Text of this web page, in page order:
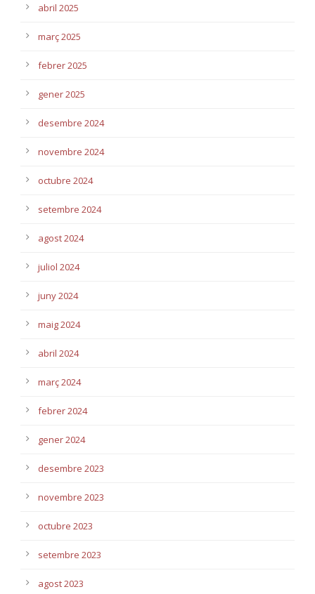
abril 2025
març 2025
febrer 2025
gener 2025
desembre 2024
novembre 2024
octubre 2024
setembre 2024
agost 2024
juliol 2024
juny 2024
maig 2024
abril 2024
març 2024
febrer 2024
gener 2024
desembre 2023
novembre 2023
octubre 2023
setembre 2023
agost 2023